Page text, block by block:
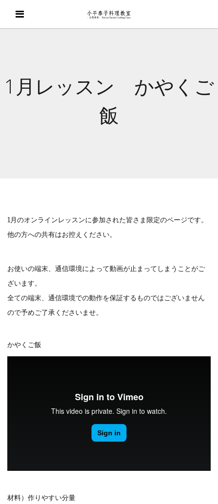
1月レッスン かやくご
飯
1月のオンラインレッスンに参加された皆さま限定のページです。
他の方への共有はお控えください。
お使いの端末、通信環境によって動画が止まってしまうことがご
ざいます。
全ての端末、通信環境での動作を保証するものではございません
ので予めご了承くださいませ。
かやくご飯
材料）作りやすい分量